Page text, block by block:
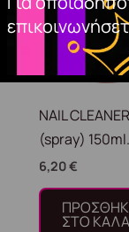
NAIL CLEANER
(spray) 150ml.
6,20€
ΣΤΟ